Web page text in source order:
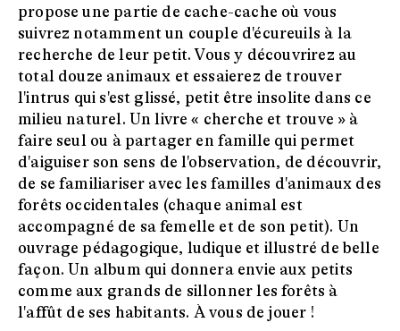
propose une partie de cache-cache où vous
suivrez notamment un couple d'écureuils à la
recherche de leur petit. Vous y découvrirez au
total douze animaux et essaierez de trouver
l'intrus qui s'est glissé, petit être insolite dans ce
milieu naturel. Un livre « cherche et trouve » à
faire seul ou à partager en famille qui permet
d'aiguiser son sens de l'observation, de découvrir,
de se familiariser avec les familles d'animaux des
forêts occidentales (chaque animal est
accompagné de sa femelle et de son petit). Un
ouvrage pédagogique, ludique et illustré de belle
façon. Un album qui donnera envie aux petits
comme aux grands de sillonner les forêts à
l'affût de ses habitants. À vous de jouer !